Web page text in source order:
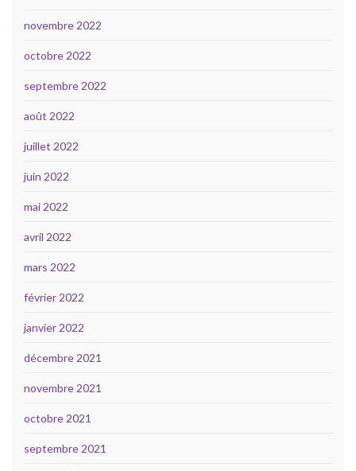
novembre 2022
octobre 2022
septembre 2022
août 2022
juillet 2022
juin 2022
mai 2022
avril 2022
mars 2022
février 2022
janvier 2022
décembre 2021
novembre 2021
octobre 2021
septembre 2021